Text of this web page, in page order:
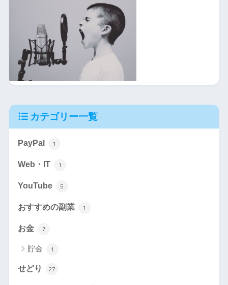
カテゴリー一覧
PayPal 1
Web・IT 1
YouTube 5
おすすめの副業 1
お金 7
貯金 1
せどり 27